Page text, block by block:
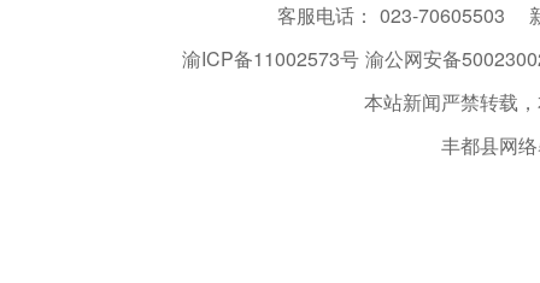
客服电话： 023-70605503
渝ICP备11002573号 渝公网安备
本站新闻严禁转载
丰都县网